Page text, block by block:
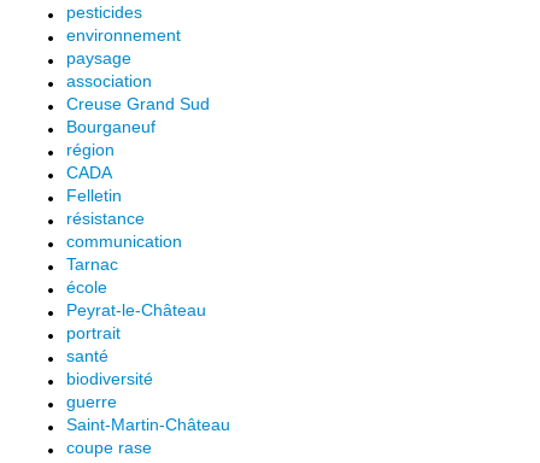
pesticides
environnement
paysage
association
Creuse Grand Sud
Bourganeuf
région
CADA
Felletin
résistance
communication
Tarnac
école
Peyrat-le-Château
portrait
santé
biodiversité
guerre
Saint-Martin-Château
coupe rase